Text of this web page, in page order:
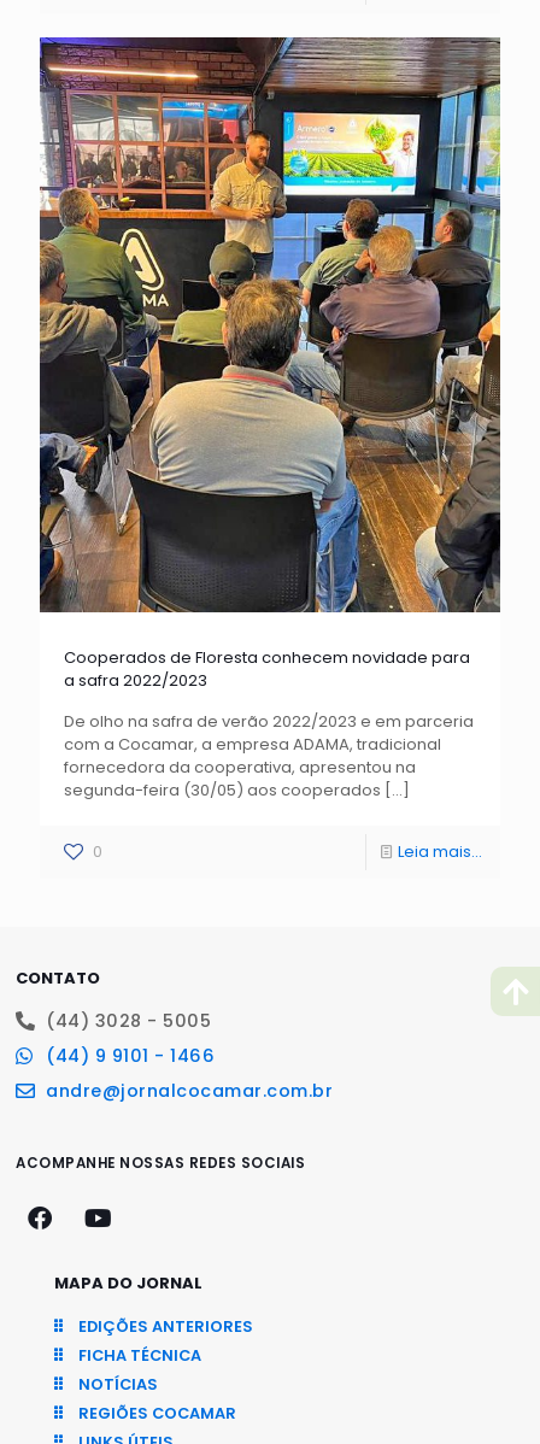
Cooperados de Floresta conhecem novidade para
a safra 2022/2023
De olho na safra de verão 2022/2023 e em parceria
com a Cocamar, a empresa ADAMA, tradicional
fornecedora da cooperativa, apresentou na
segunda-feira (30/05) aos cooperados […]
0 Leia mais...
CONTATO
(44) 3028 - 5005
(44) 9 9101 - 1466
andre@jornalcocamar.com.br
ACOMPANHE NOSSAS REDES SOCIAIS
MAPA DO JORNAL
EDIÇÕES ANTERIORES
FICHA TÉCNICA
NOTÍCIAS
REGIÕES COCAMAR